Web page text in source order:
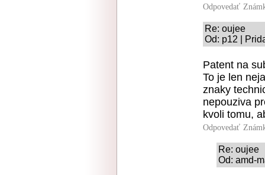
Odpovedať
Re: oujee
Od: p12 |
Patent na
To je len
znaky
nepouziva
kvoli tomu,
Odpovedať
Re: oujee
Od: amd-